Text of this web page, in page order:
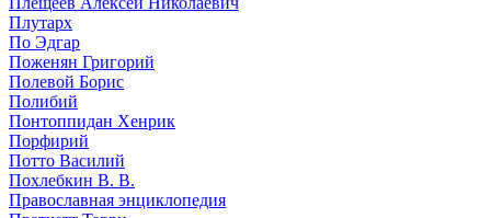
Плутарх
По Эдгар
Поженян Григорий
Полевой Борис
Полибий
Понтоппидан Хенрик
Порфирий
Потто Василий
Похлебкин В. В.
Православная энциклопедия